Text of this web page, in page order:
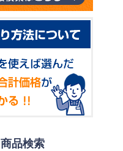
商品検索